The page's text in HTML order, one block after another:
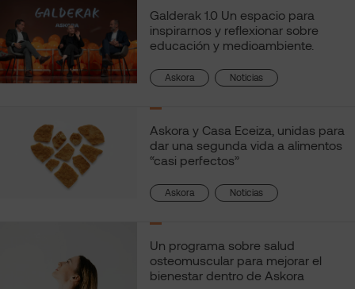
Galderak 1.0 Un espacio para
inspirarnos y reflexionar sobre
educación y medioambiente.
Askora , Noticias
Askora y Casa Eceiza, unidas para
dar una segunda vida a alimentos
“casi perfectos”
Askora , Noticias
Un programa sobre salud
osteomuscular para mejorar el
bienestar dentro de Askora